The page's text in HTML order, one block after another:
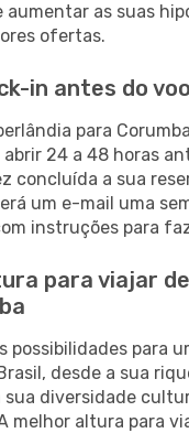
aumentar as suas
ofertas.
in antes do voo
para
24 a 48 horas
concluída a sua
um e-mail uma
instruções para
para viajar
possibilidades para
desde a sua
sua diversidade
melhor altura para